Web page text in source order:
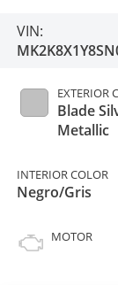
VIN:
EXTERIOR
Blade
Metallic
INTERIOR COLOR
Negro/Gris
MOTOR